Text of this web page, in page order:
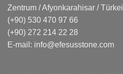
Zentrum / Afyonkarahisar / Türkei
(+90) 530 470 97 66
(+90) 272 214 22 28
E-mail: info@efesusstone.com